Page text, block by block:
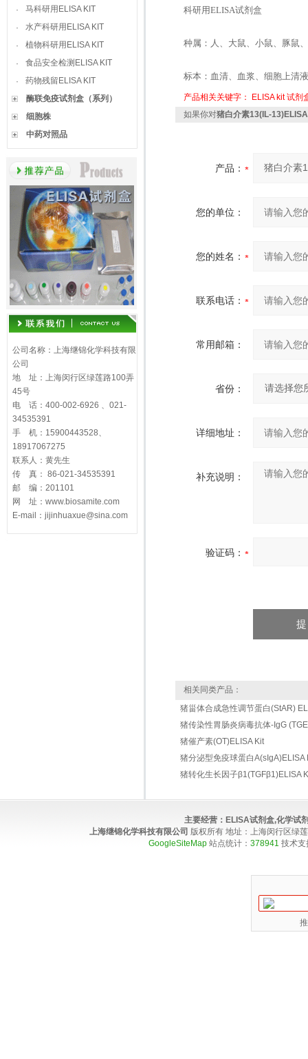
·
马科研用ELISA KIT
·
水产科研用ELISA KIT
·
植物科研用ELISA KIT
·
食品安全检测ELISA KIT
·
药物残留ELISA KIT
酶联免疫试剂盒（系列）
细胞株
中药对照品
公司名称：上海继锦化学科技有限
公司
地 址：上海闵行区绿莲路100弄
45号
电 话：400-002-6926 、021-
34535391
手 机：15900443528、
18917067275
联系人：黄先生
传 真： 86-021-34535391
邮 编：201101
网 址：www.biosamite.com
E-mail：jijinhuaxue@sina.com
科研用ELISA试剂盒
种属：人、大鼠、小鼠、豚鼠
标本：血清、血浆、细胞上清
产品相关关键字： ELISA kit 试剂
如果你对猪白介素13(IL-
产品：
您的单位：
您的姓名：
联系电话：
常用邮箱：
省份：
详细地址：
补充说明：
验证码：
相关同类产品：
猪甾体合成急性调节蛋白(StAR)
猪传染性胃肠炎病毒抗体-IgG
猪催产素(OT)ELISA Kit
猪分泌型免疫球蛋白A(sIgA)ELISA
猪转化生长因子β1(TGFβ1)ELISA
主要经营： ELISA试剂盒,化学试
上海继锦化学科技有限公司 版权所有 地址：上海闵行区绿
GoogleSiteMap 站点统计： 378941 技术支